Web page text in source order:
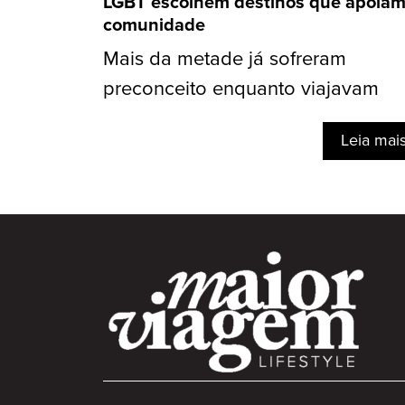
comunidade
Mais da metade já sofreram
preconceito enquanto viajavam
Leia